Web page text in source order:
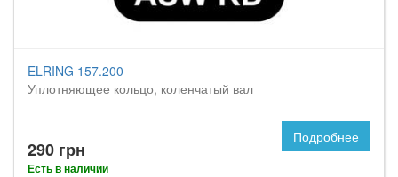
ELRING 157.200
Уплотняющее кольцо, коленчатый вал
290 грн
Есть в наличии
Подробнее